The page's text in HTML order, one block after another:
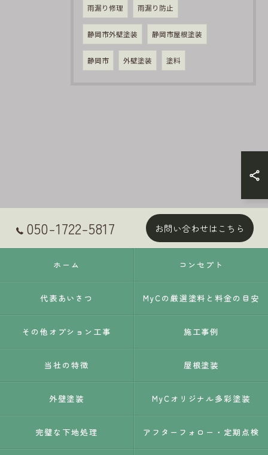
雨漏り修理 雨漏り防止
静岡市外壁塗装 静岡市屋根塗装
静岡市 外壁塗装 塗料
050-1722-5817 お問い合わせはこちら
ホーム コンセプト
代表あいさつ MyCの厳選塗料と料金の目安
その他オプション工事 施工事例
当社の特徴 屋根塗装
外壁塗装 MyCオリジナル多彩塗装
完璧な下地処理 アフターフォロー・定期点検